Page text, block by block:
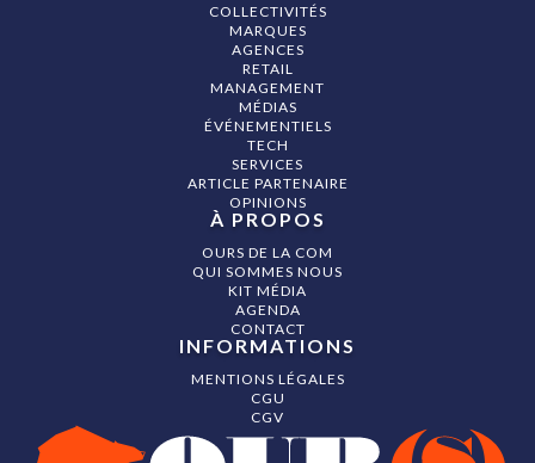
COLLECTIVITÉS
MARQUES
AGENCES
RETAIL
MANAGEMENT
MÉDIAS
ÉVÉNEMENTIELS
TECH
SERVICES
ARTICLE PARTENAIRE
OPINIONS
À PROPOS
OURS DE LA COM
QUI SOMMES NOUS
KIT MÉDIA
AGENDA
CONTACT
INFORMATIONS
MENTIONS LÉGALES
CGU
CGV